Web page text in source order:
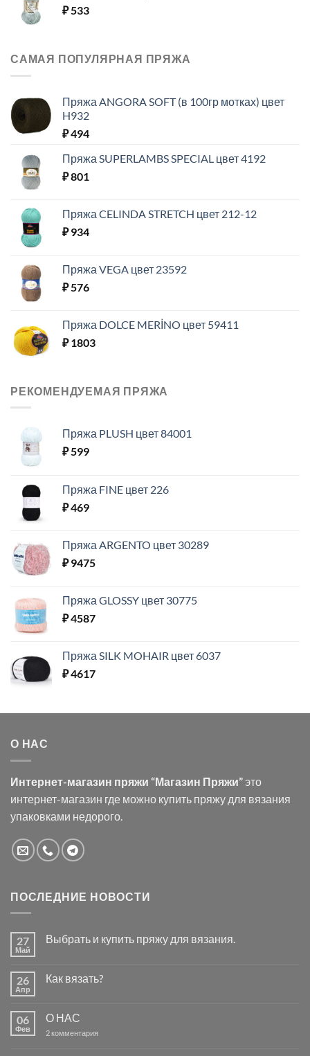
₽533
САМАЯ ПОПУЛЯРНАЯ ПРЯЖА
Пряжа ANGORA SOFT (в 100гр мотках) цвет
H932
₽494
Пряжа SUPERLAMBS SPECIAL цвет 4192
₽801
Пряжа CELINDA STRETCH цвет 212-12
₽934
Пряжа VEGA цвет 23592
₽576
Пряжа DOLCE MERİNO цвет 59411
₽1803
РЕКОМЕНДУЕМАЯ ПРЯЖА
Пряжа PLUSH цвет 84001
₽599
Пряжа FINE цвет 226
₽469
Пряжа ARGENTO цвет 30289
₽9475
Пряжа GLOSSY цвет 30775
₽4587
Пряжа SILK MOHAIR цвет 6037
₽4617
О НАС
Интернет-магазин пряжи “Магазин Пряжи”это
интернет-магазин где можно купить пряжу для вязания
упаковками недорого.
ПОСЛЕДНИЕ НОВОСТИ
27
Май
Выбрать и купить пряжу для вязания.
Выбрать
для
вязания.
26
Апр
Как вязать?
Как
06
Фев
О НАС
2 комментария